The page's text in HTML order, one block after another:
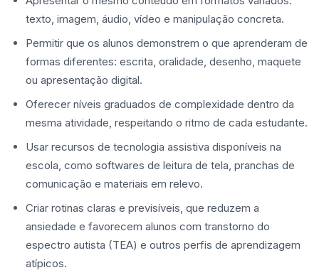
texto, imagem, áudio, vídeo e manipulação concreta.
Permitir que os alunos demonstrem o que aprenderam de
formas diferentes: escrita, oralidade, desenho, maquete
ou apresentação digital.
Oferecer níveis graduados de complexidade dentro da
mesma atividade, respeitando o ritmo de cada estudante.
Usar recursos de tecnologia assistiva disponíveis na
escola, como softwares de leitura de tela, pranchas de
comunicação e materiais em relevo.
Criar rotinas claras e previsíveis, que reduzem a
ansiedade e favorecem alunos com transtorno do
espectro autista (TEA) e outros perfis de aprendizagem
atípicos.